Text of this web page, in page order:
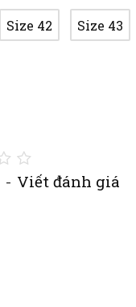
- Viết đánh giá
Size 42 Size 43